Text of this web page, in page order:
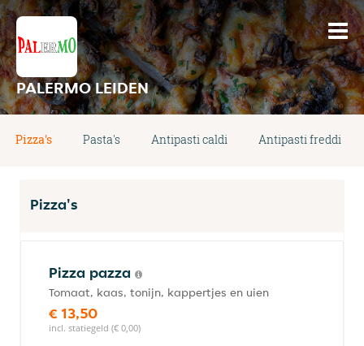
PALERMO LEIDEN
Pizza's Pasta's Antipasti caldi Antipasti freddi
Pizza's
Pizza pazza
Tomaat, kaas, tonijn, kappertjes en uien
€ 13,50
incl. statiegeld (€ 0,00)